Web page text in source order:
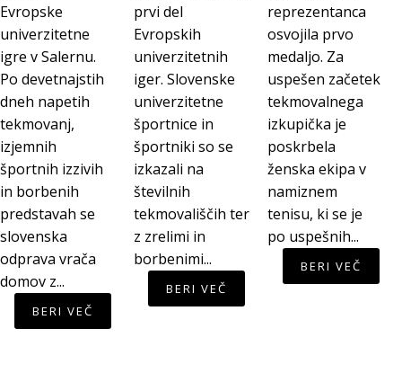
Evropske
univerzitetne
igre v Salernu.
Po devetnajstih
dneh napetih
tekmovanj,
izjemnih
športnih izzivih
in borbenih
predstavah se
slovenska
odprava vrača
domov z...
BERI VEČ
prvi del
Evropskih
univerzitetnih
iger. Slovenske
univerzitetne
športnice in
športniki so se
izkazali na
številnih
tekmovališčih ter
z zrelimi in
borbenimi...
BERI VEČ
reprezentanca
osvojila prvo
medaljo. Za
uspešen začetek
tekmovalnega
izkupička je
poskrbela
ženska ekipa v
namiznem
tenisu, ki se je
po uspešnih...
BERI VEČ